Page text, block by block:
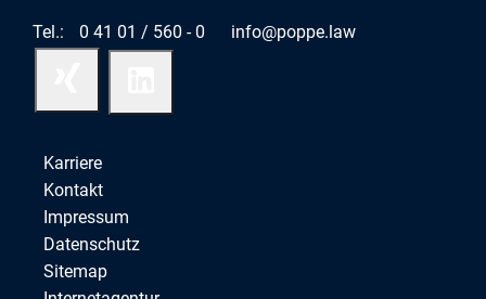
Tel.: 0 41 01 / 560 - 0 info@poppe.law
Karriere
Kontakt
Impressum
Datenschutz
Sitemap